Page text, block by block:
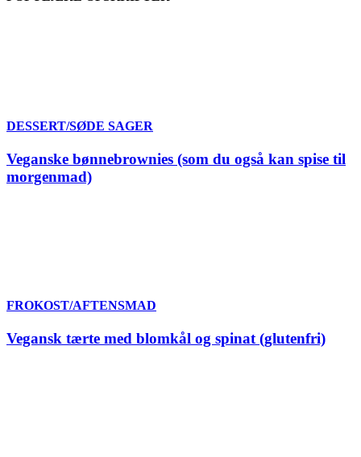
DESSERT/SØDE SAGER
Veganske bønnebrownies (som du også kan spise til
morgenmad)
FROKOST/AFTENSMAD
Vegansk tærte med blomkål og spinat (glutenfri)